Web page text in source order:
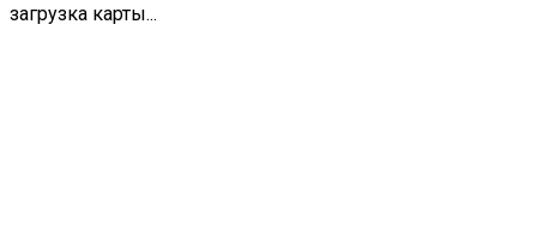
загрузка карты...